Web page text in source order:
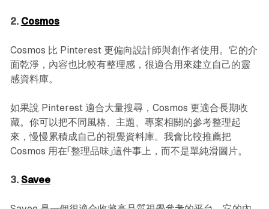
2. Cosmos
Cosmos 比 Pinterest 更偏向設計師與創作者使用。它的介
面乾淨，內容也比較有整理感，很適合用來建立自己的靈
感資料庫。
如果說 Pinterest 適合大量搜尋，Cosmos 更適合長期收
藏。你可以把不同風格、主題、專案相關的參考整理起
來，慢慢累積成自己的視覺資料庫。我會比較推薦把
Cosmos 用在「整理品味」這件事上，而不是單純滑圖片。
3. Savee